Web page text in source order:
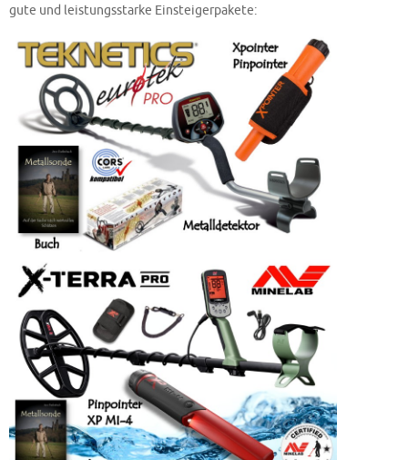
gute und leistungsstarke Einsteigerpakete: